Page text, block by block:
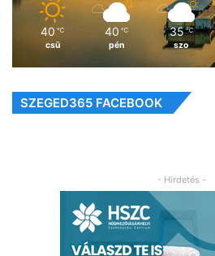
40 ℃
csü
40 ℃
pén
35 ℃
szo
SZEGED365 FACEBOOK
- Hirdetés -